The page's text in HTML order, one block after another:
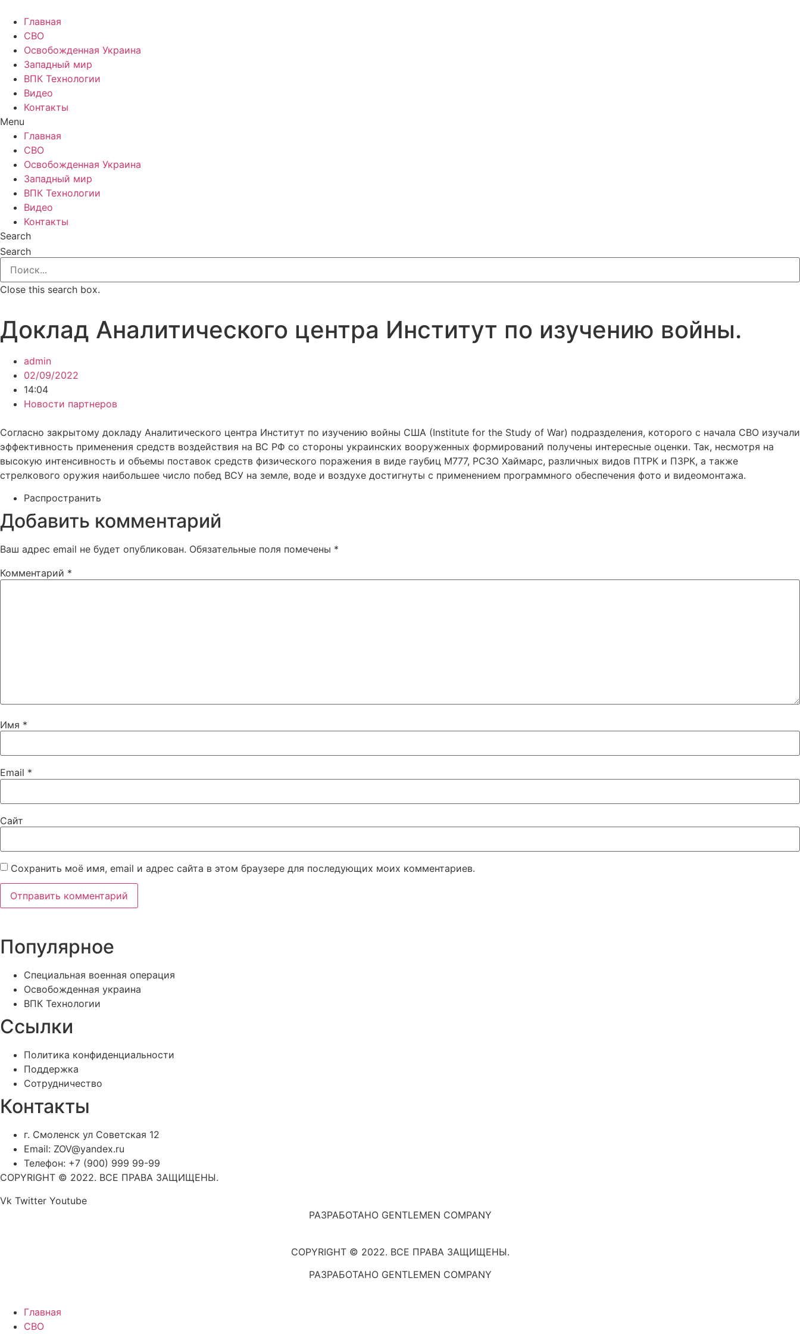
Главная
СВО
Освобожденная Украина
Западный мир
ВПК Технологии
Видео
Контакты
Menu
Главная
СВО
Освобожденная Украина
Западный мир
ВПК Технологии
Видео
Контакты
Search
Search
Close this search box.
Доклад Аналитического центра Институт по изучению войны.
admin
02/09/2022
14:04
Новости партнеров
Согласно закрытому докладу Аналитического центра Институт по изучению войны США (Institute for the Study of War) подразделения, которого с начала СВО изучали
эффективность применения средств воздействия на ВС РФ со стороны украинских вооруженных формирований получены интересные оценки. Так, несмотря на
высокую интенсивность и объемы поставок средств физического поражения в виде гаубиц М777, РСЗО Хаймарс, различных видов ПТРК и ПЗРК, а также
стрелкового оружия наибольшее число побед ВСУ на земле, воде и воздухе достигнуты с применением программного обеспечения фото и видеомонтажа.
Распространить
Добавить комментарий
Ваш адрес email не будет опубликован. Обязательные поля помечены *
Комментарий *
Имя *
Email *
Сайт
Сохранить моё имя, email и адрес сайта в этом браузере для последующих моих комментариев.
Популярное
Специальная военная операция
Освобожденная украина
ВПК Технологии
Ссылки
Политика конфиденциальности
Поддержка
Сотрудничество
Контакты
г. Смоленск ул Советская 12
Email: ZOV@yandex.ru
Телефон: +7 (900) 999 99-99
COPYRIGHT © 2022. ВСЕ ПРАВА ЗАЩИЩЕНЫ.
Vk Twitter Youtube
РАЗРАБОТАНО GENTLEMEN COMPANY
COPYRIGHT © 2022. ВСЕ ПРАВА ЗАЩИЩЕНЫ.
РАЗРАБОТАНО GENTLEMEN COMPANY
Главная
СВО